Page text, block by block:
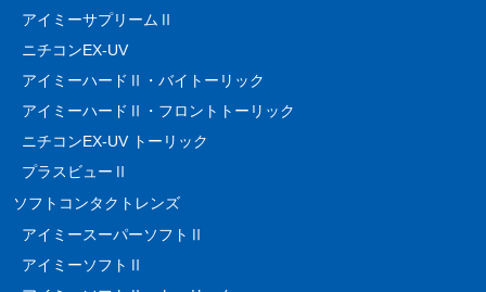
アイミーサプリームⅡ
ニチコンEX-UV
アイミーハードⅡ・バイトーリック
アイミーハードⅡ・フロントトーリック
ニチコンEX-UV トーリック
プラスビューⅡ
ソフトコンタクトレンズ
アイミースーパーソフトⅡ
アイミーソフトⅡ